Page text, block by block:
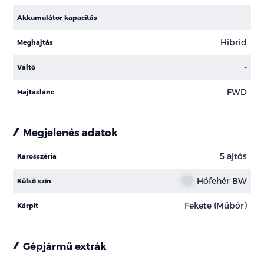
Akkumulátor kapacitás -
Meghajtás Hibrid
Váltó -
Hajtáslánc FWD
Megjelenés adatok
Karosszéria 5 ajtós
Külső szín Hófehér BW
Kárpit Fekete (Műbőr)
Gépjármű extrák